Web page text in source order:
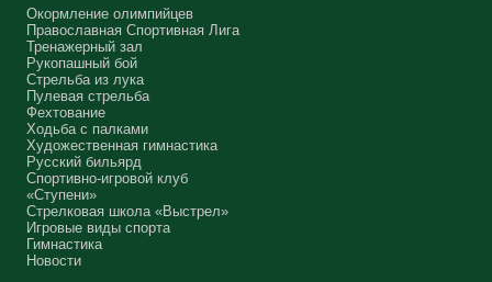
Окормление олимпийцев
Православная Спортивная Лига
Тренажерный зал
Рукопашный бой
Стрельба из лука
Пулевая стрельба
Фехтование
Ходьба с палками
Художественная гимнастика
Русский бильярд
Спортивно-игровой клуб
«Ступени»
Стрелковая школа «Выстрел»
Игровые виды спорта
Гимнастика
Новости